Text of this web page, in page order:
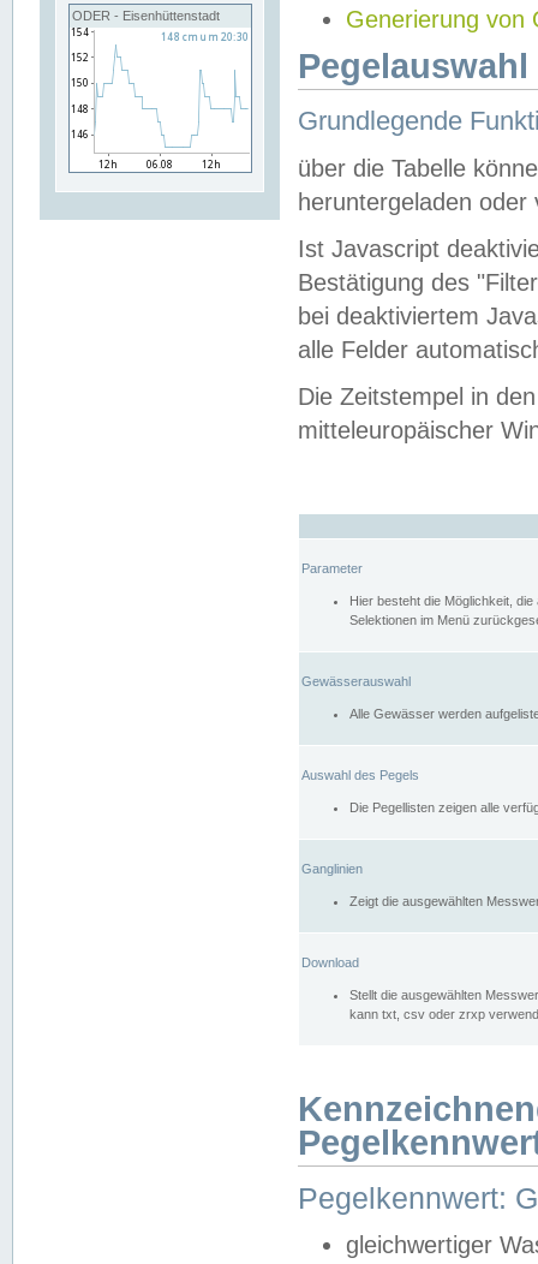
ODER - Eisenhüttenstadt
Generierung von
Grundlegende
über die Tabelle
heruntergeladen oder
Ist Javascript
Bestätigung des
bei deaktiviertem
alle Felder
Die Zeitstempel in
mitteleuropäischer
Parameter
Hier besteht die Möglichkeit,
Selektionen im Menü
Gewässerauswahl
Alle Gewässer werden
Auswahl des Pegels
Die Pegellisten zeigen alle
Ganglinien
Zeigt die ausgewählten
Download
Stellt die ausgewählten
kann txt, csv oder zrxp
Pegelkennwert:
gleichwertiger